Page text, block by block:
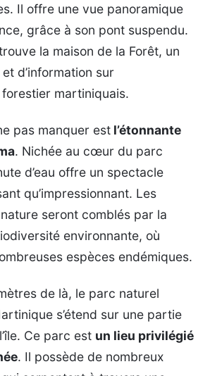
Il offre une vue panoramique
grâce à son pont suspendu.
la maison de la Forêt, un
d’information sur
forestier martiniquais.
pas manquer est l’étonnante
. Nichée au cœur du parc
d’eau offre un spectacle
qu’impressionnant. Les
seront comblés par la
environnante, où
espèces endémiques.
de là, le parc naturel
s’étend sur une partie
Ce parc est un lieu privilégié
. Il possède de nombreux